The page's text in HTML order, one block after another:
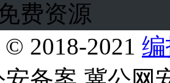
费资源
2018-2021